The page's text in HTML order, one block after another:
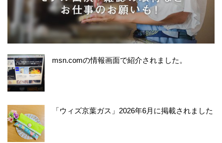
msn.comの情報画面で紹介されました。
「ウィズ京葉ガス」2026年6月に掲載されました